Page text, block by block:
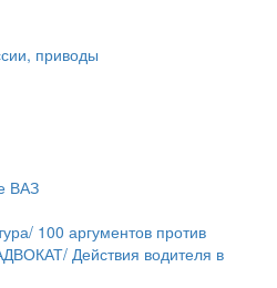
приводы
ВАЗ
100 аргументов против
Действия водителя в